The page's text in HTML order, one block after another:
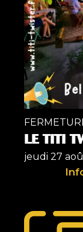
LE TITI
jeudi 27